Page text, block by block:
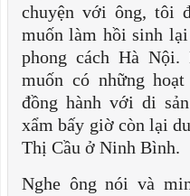
chuyện với ông, tôi
muốn làm hồi sinh
phong cách Hà Nội.
muốn có những
đồng hành với di
xẩm bấy giờ còn lại
Thị Cầu ở Ninh Bình.
Nghe ông nói và